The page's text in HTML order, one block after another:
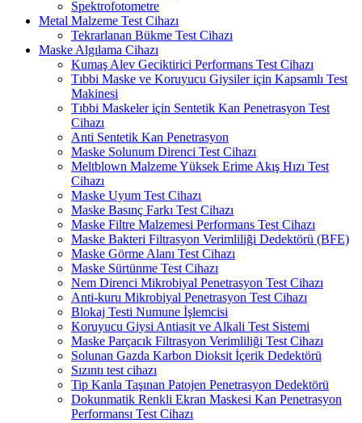
Spektrofotometre
Metal Malzeme Test Cihazı
Tekrarlanan Bükme Test Cihazı
Maske Algılama Cihazı
Kumaş Alev Geciktirici Performans Test Cihazı
Tıbbi Maske ve Koruyucu Giysiler için Kapsamlı Test
Makinesi
Tıbbi Maskeler için Sentetik Kan Penetrasyon Test
Cihazı
Anti Sentetik Kan Penetrasyon
Maske Solunum Direnci Test Cihazı
Meltblown Malzeme Yüksek Erime Akış Hızı Test
Cihazı
Maske Uyum Test Cihazı
Maske Basınç Farkı Test Cihazı
Maske Filtre Malzemesi Performans Test Cihazı
Maske Bakteri Filtrasyon Verimliliği Dedektörü (BFE)
Maske Görme Alanı Test Cihazı
Maske Sürtünme Test Cihazı
Nem Direnci Mikrobiyal Penetrasyon Test Cihazı
Anti-kuru Mikrobiyal Penetrasyon Test Cihazı
Blokaj Testi Numune İşlemcisi
Koruyucu Giysi Antiasit ve Alkali Test Sistemi
Maske Parçacık Filtrasyon Verimliliği Test Cihazı
Solunan Gazda Karbon Dioksit İçerik Dedektörü
Sızıntı test cihazı
Tip Kanla Taşınan Patojen Penetrasyon Dedektörü
Dokunmatik Renkli Ekran Maskesi Kan Penetrasyon
Performansı Test Cihazı